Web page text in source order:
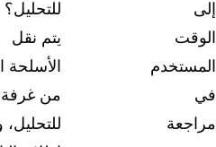
إلى
الوقت
المستخدم
في
مراجعة
يتم نقل
الأسلحة
من غرفة
للتحليل،